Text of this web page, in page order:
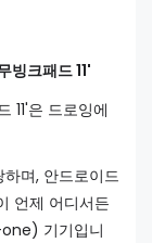
빙크패드 11'
11'은 드로잉에
며, 안드로이드
언제 어디서든
기기입니